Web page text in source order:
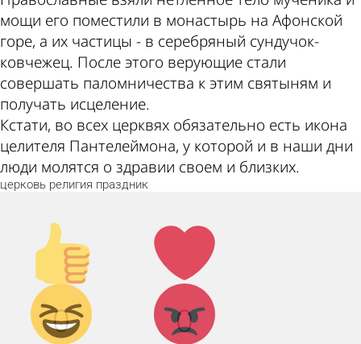
мощи его поместили в монастырь на Афонской
горе, а их частицы - в серебряный сундучок-
ковчежец. После этого верующие стали
совершать паломничества к этим святыням и
получать исцеление.
Кстати, во всех церквях обязательно есть икона
целителя Пантелеймона, у которой и в наши дни
люди молятся о здравии своем и близких.
церковь религия праздник
Палец
вверх!
0
Лайк!
0
Дикий
смех!
Агрессия!